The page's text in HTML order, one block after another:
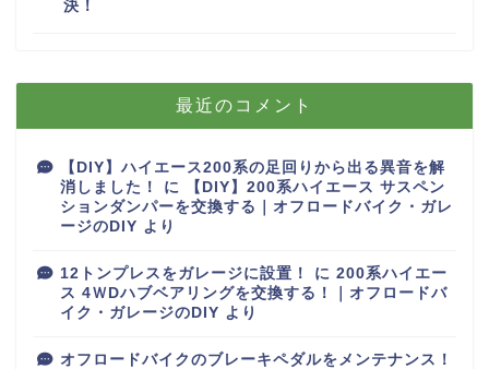
決！
最近のコメント
【DIY】ハイエース200系の足回りから出る異音を解
消しました！
に
【DIY】200系ハイエース サスペン
ションダンパーを交換する｜オフロードバイク・ガレ
ージのDIY より
12トンプレスをガレージに設置！ に 200系ハイエー
ス 4ＷDハブベアリングを交換する！｜オフロードバ
イク・ガレージのDIY より
オフロードバイクのブレーキペダルをメンテナンス！